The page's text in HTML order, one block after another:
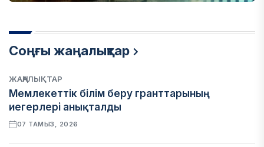
Соңғы жаңалықтар
ЖАҢАЛЫҚТАР
Мемлекеттік білім беру гранттарының
иегерлері анықталды
07 ТАМЫЗ, 2026